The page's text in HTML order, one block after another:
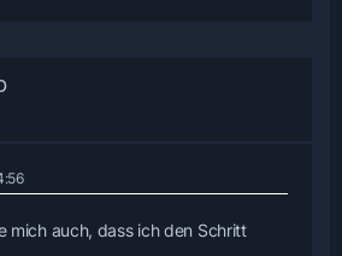
mich auch, dass ich den Schritt